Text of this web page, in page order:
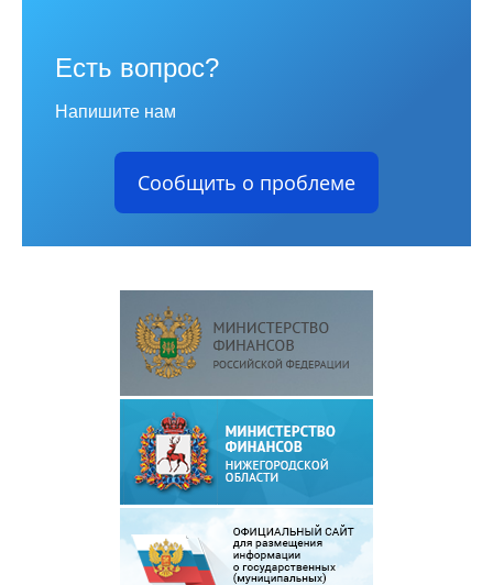
Есть вопрос?
Напишите нам
Сообщить о проблеме